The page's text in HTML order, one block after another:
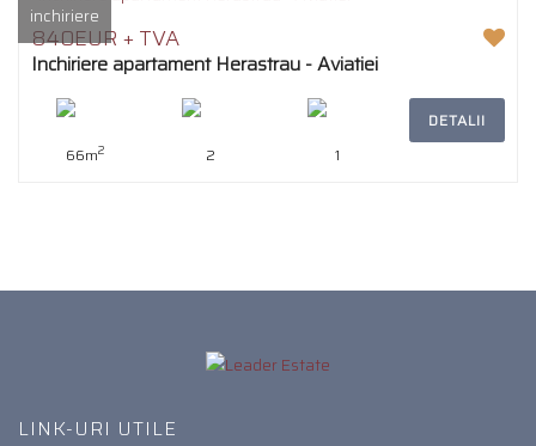
inchiriere
840EUR + TVA
Inchiriere apartament Herastrau - Aviatiei
66m2 2 1
DETALII
LINK-URI UTILE